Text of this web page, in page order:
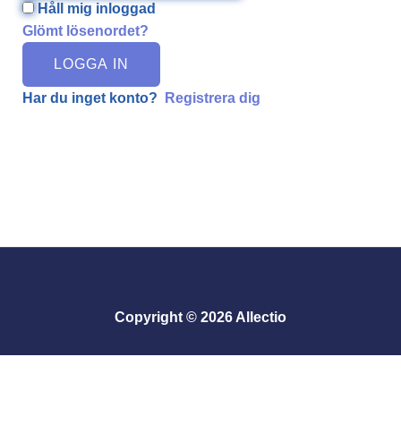
Håll mig inloggad
Glömt lösenordet?
LOGGA IN
Har du inget konto? Registrera dig
Copyright © 2026 Allectio